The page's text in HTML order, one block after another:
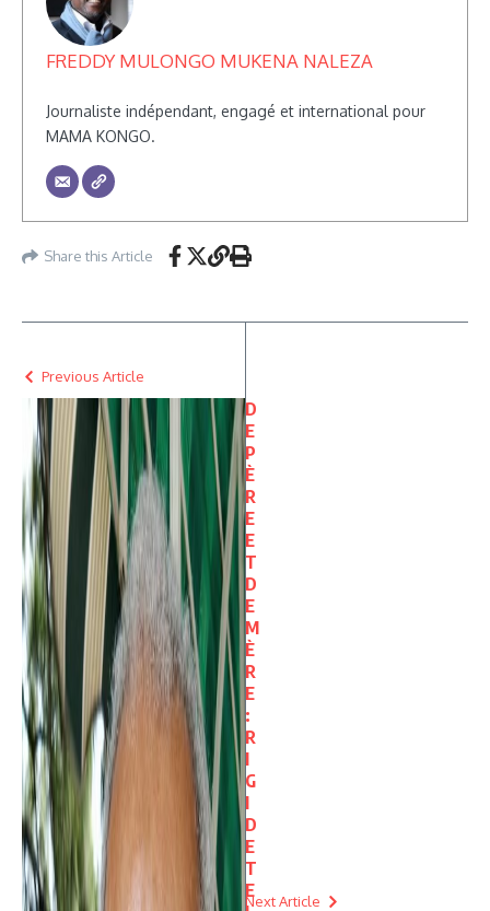
FREDDY MULONGO MUKENA NALEZA
Journaliste indépendant, engagé et international pour
MAMA KONGO.
Share this Article
Previous Article
D
E
P
È
R
E
E
T
D
E
M
È
R
E
:
R
I
G
I
D
E
T
E
Next Article